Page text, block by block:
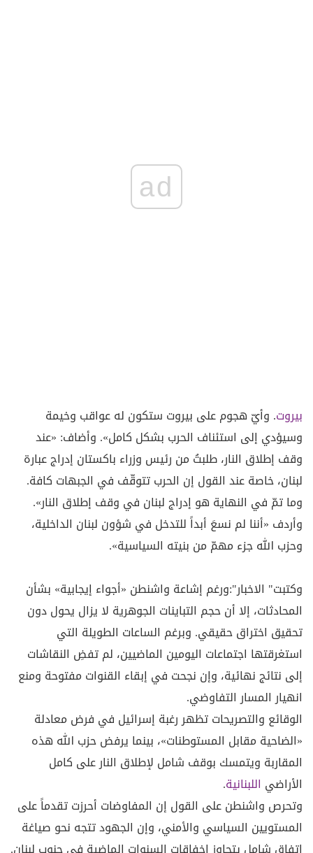
ad
بيروت. وأيّ هجوم على بيروت ستكون له عواقب وخيمة
وسيؤدي إلى استئناف الحرب بشكل كامل». وأضاف: «عند
وقف إطلاق النار، طلبتُ من رئيس وزراء باكستان إدراج عبارة
لبنان، خاصة عند القول إن الحرب تتوقّف في الجبهات كافة.
وما تمّ في النهاية هو إدراج لبنان في وقف إطلاق النار».
وأردف «أننا لم نسعَ أبداً للتدخل في شؤون لبنان الداخلية،
وحزب الله جزء مهمّ من بنيته السياسية».
وكتبت" الاخبار":ورغم إشاعة واشنطن «أجواء إيجابية» بشأن
المحادثات، إلا أن حجم التباينات الجوهرية لا يزال يحول دون
تحقيق اختراق حقيقي. وبرغم الساعات الطويلة التي
استغرقتها اجتماعات اليومين الماضيين، لم تفضِ النقاشات
إلى نتائج نهائية، وإن نجحت في إبقاء القنوات مفتوحة ومنع
انهيار المسار التفاوضي.
الوقائع والتصريحات تظهر رغبة إسرائيل في فرض معادلة
«الضاحية مقابل المستوطنات»، بينما يرفض حزب الله هذه
المقاربة ويتمسك بوقف شامل لإطلاق النار على كامل
الأراضي اللبنانية.
وتحرص واشنطن على القول إن المفاوضات أحرزت تقدماً على
المستويين السياسي والأمني، وإن الجهود تتجه نحو صياغة